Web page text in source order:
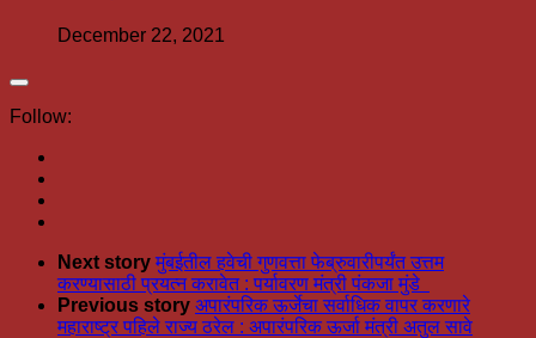
December 22, 2021
Follow:
Next storyमुंबईतील हवेची गुणवत्ता फेब्रुवारीपर्यंत उत्तम
करण्यासाठी प्रयत्न करावेत : पर्यावरण मंत्री पंकजा मुंडे
Previous story अपारंपरिक ऊर्जेचा सर्वाधिक वापर करणारे
महाराष्ट्र पहिले राज्य ठरेल : अपारंपरिक ऊर्जा मंत्री अतुल सावे